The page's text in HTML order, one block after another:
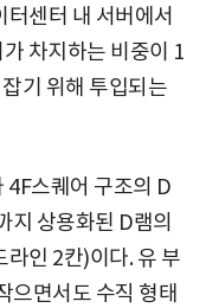
센터 내 서버에서
차지하는 비중이 1
기 위해 투입되는
4F스퀘어 구조의 D
지 상용화된 D램의
인 2칸)이다. 유 부
으면서도 수직 형태